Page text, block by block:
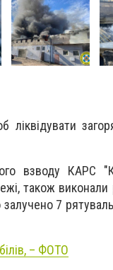
ліквідувати
взводу КАРС
також
7
– ФОТО